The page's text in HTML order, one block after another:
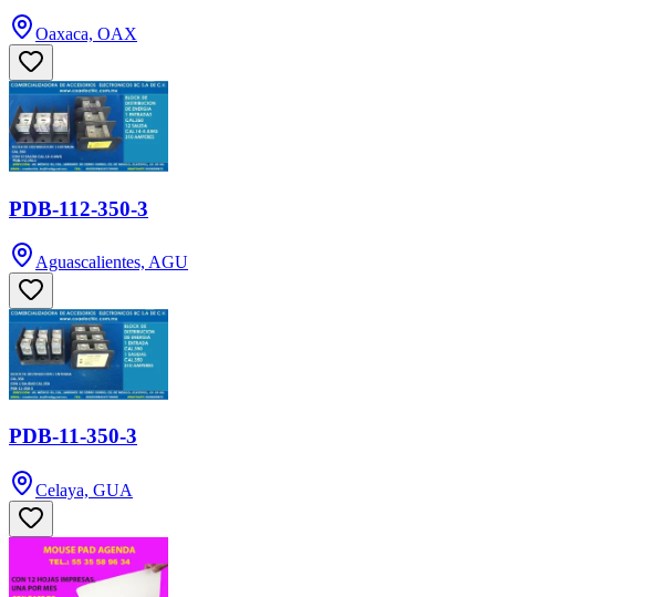
Oaxaca, OAX
PDB-112-350-3
Aguascalientes, AGU
PDB-11-350-3
Celaya, GUA